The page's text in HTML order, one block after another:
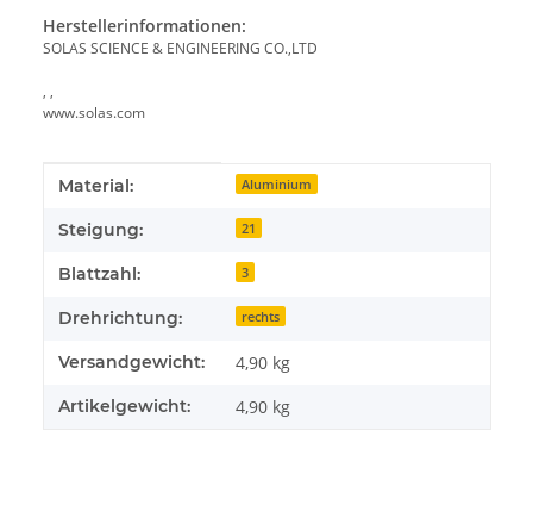
Herstellerinformationen:
SOLAS SCIENCE & ENGINEERING CO.,LTD
, ,
www.solas.com
Produkteigenschaft
Wert
Material: Aluminium
Steigung: 21
Blattzahl: 3
Drehrichtung: rechts
Versandgewicht: 4,90 kg
Artikelgewicht: 4,90 kg